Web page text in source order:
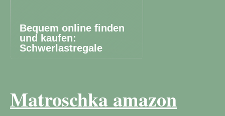
Bequem online finden
und kaufen:
Schwerlastregale
Matroschka amazon